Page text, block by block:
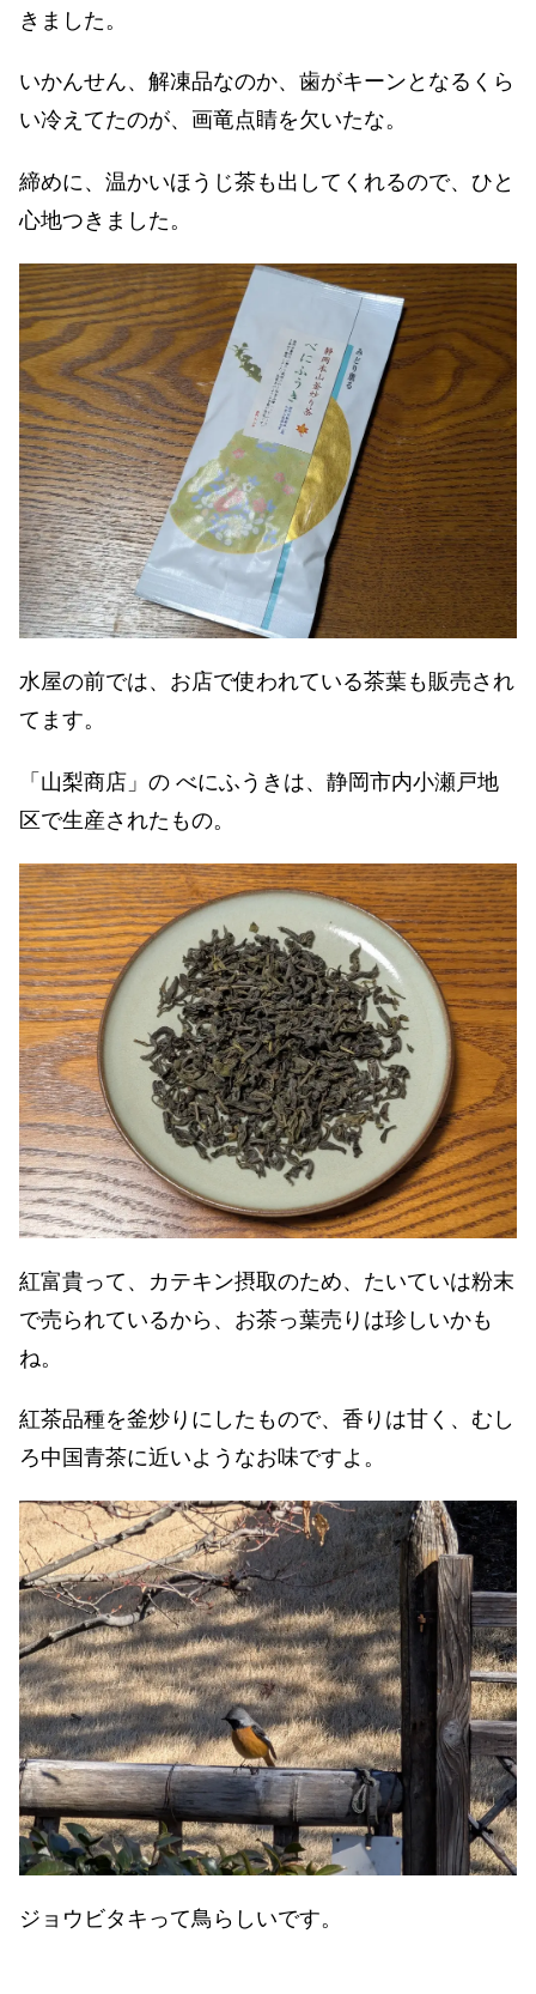
きました。
いかんせん、解凍品なのか、歯がキーンとなるくら
い冷えてたのが、画竜点睛を欠いたな。
締めに、温かいほうじ茶も出してくれるので、ひと
心地つきました。
水屋の前では、お店で使われている茶葉も販売され
てます。
「山梨商店」の べにふうきは、静岡市内小瀬戸地
区で生産されたもの。
紅富貴って、カテキン摂取のため、たいていは粉末
で売られているから、お茶っ葉売りは珍しいかも
ね。
紅茶品種を釜炒りにしたもので、香りは甘く、むし
ろ中国青茶に近いようなお味ですよ。
ジョウビタキって鳥らしいです。